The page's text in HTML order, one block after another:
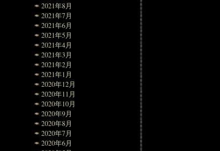
2021年8月
2021年7月
2021年6月
2021年5月
2021年4月
2021年3月
2021年2月
2021年1月
2020年12月
2020年11月
2020年10月
2020年9月
2020年8月
2020年7月
2020年6月